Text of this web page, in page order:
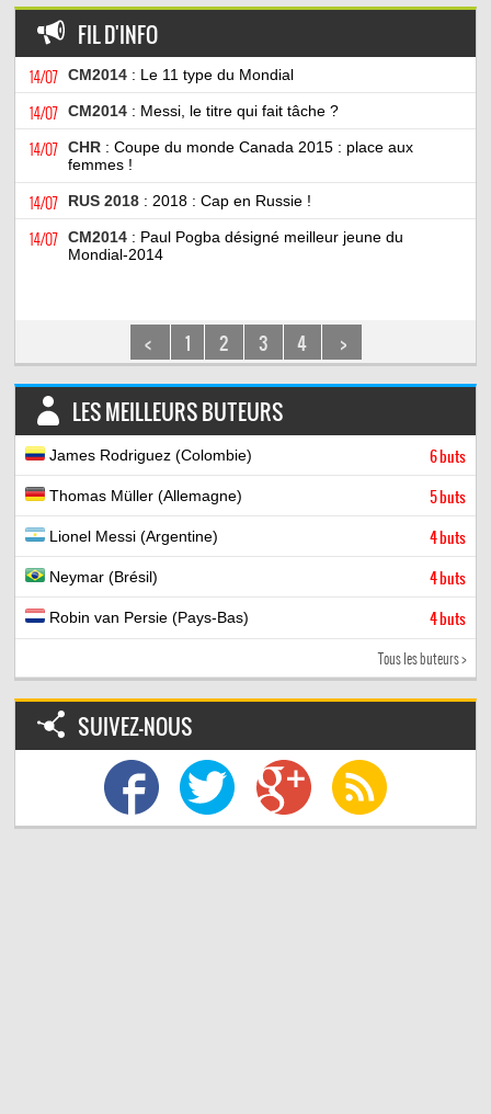
FIL D'INFO
14/07 CM2014 : Le 11 type du Mondial
14/07 CM2014 : Messi, le titre qui fait tâche ?
14/07 CHR : Coupe du monde Canada 2015 : place aux
femmes !
14/07 RUS 2018 : 2018 : Cap en Russie !
14/07 CM2014 : Paul Pogba désigné meilleur jeune du
Mondial-2014
< 1 2 3 4 >
LES MEILLEURS BUTEURS
James Rodriguez (Colombie) 6 buts
Thomas Müller (Allemagne) 5 buts
Lionel Messi (Argentine) 4 buts
Neymar (Brésil) 4 buts
Robin van Persie (Pays-Bas) 4 buts
Tous les buteurs >
SUIVEZ-NOUS